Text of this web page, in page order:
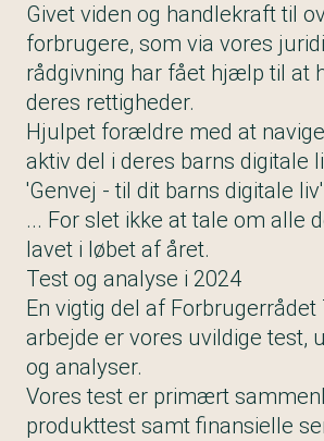
Givet viden og handlekraft til
forbrugere, som via vores
rådgivning har fået hjælp til at
deres rettigheder.
Hjulpet forældre med at
aktiv del i deres barns digitale
'Genvej - til dit barns digitale
... For slet ikke at tale om alle
lavet i løbet af året.
Test og analyse i 2024
En vigtig del af
arbejde er vores uvildige test,
og analyser.
Vores test er primært
produkttest samt finansielle